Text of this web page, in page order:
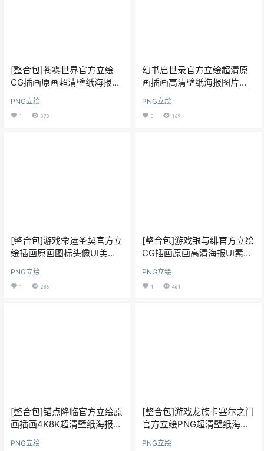
[整合包]苍雾世界官方立绘
CG插画原画超清壁纸海报美
术资源图片素材包更新
PNG立绘
1 378
幻书启世录官方立绘超清原
画插画高清壁纸海报图片素
材美术资源包
PNG立绘
0 169
[整合包]游戏命运圣契官方立
绘插画原画图标头像UI美术
资源图片素材包更新
PNG立绘
1 286
[整合包]游戏银与绯官方立绘
CG插画原画高清海报UI素材
图片美术资源包更新
PNG立绘
1 461
[整合包]锚点降临官方立绘原
画插画4K8K超清壁纸海报美
PNG立绘
[整合包]游戏龙族卡塞尔之门
官方立绘PNG超清壁纸海报
PNG立绘